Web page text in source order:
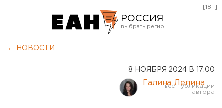
РОССИЯ
Курган
Оренбург
[18+]
← НОВОСТИ
8 НОЯБРЯ 2024 В 17:00
Галина Лепина